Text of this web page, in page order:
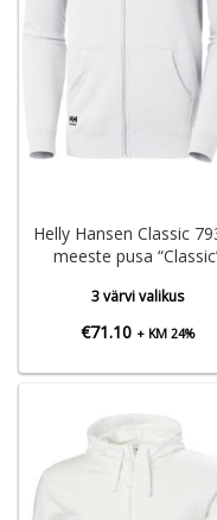
Helly Hansen Classic
meeste pusa
3 värvi valikus
€71.10 + KM 24%